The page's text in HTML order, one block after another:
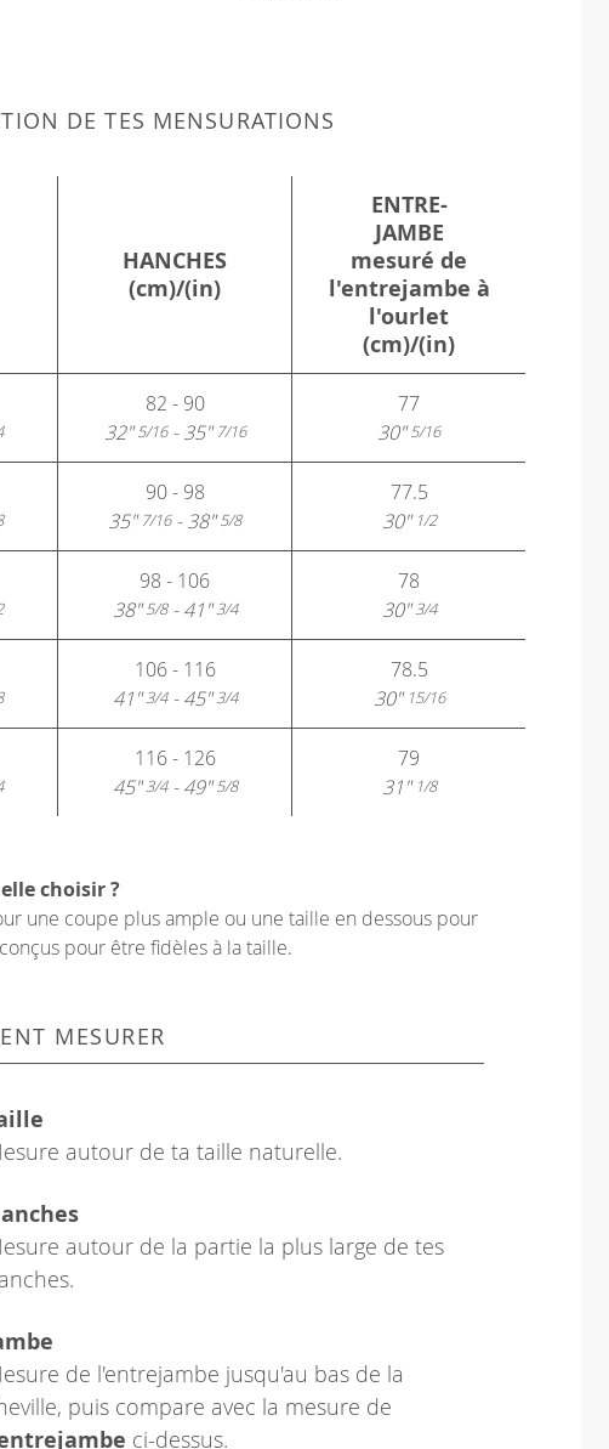
DE TES MENSURATIONS
HANCHES
(cm)/(in)
ENTRE-
JAMBE
mesuré de
l'entrejambe à
l'ourlet
(cm)/(in)
82 - 90
32"5/16- 35"7/16
77
30"5/16
90 - 98
35"7/16- 38"5/8
77.5
30"1/2
98 - 106
38"5/8- 41"3/4
78
30"3/4
106 - 116
41"3/4- 45"3/4
78.5
30"15/16
116 - 126
45"3/4- 49"5/8
79
31"1/8
choisir ?
une coupe plus ample ou une taille en dessous pour
pour être fidèles à la taille.
MESURER
autour de ta taille naturelle.
autour de la partie la plus large de tes
de l'entrejambe jusqu'au bas de la
puis compare avec la mesure de
ci-dessus.